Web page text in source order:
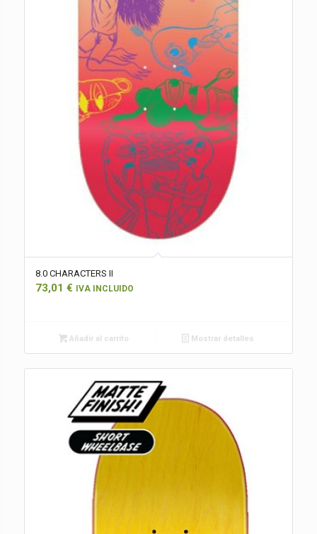
8.0 CHARACTERS II
73,01 € IVA INCLUIDO
Añadir al carrito Mostrar detalles